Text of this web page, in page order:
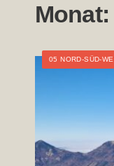
Monat:
05 NORD-SÜD-